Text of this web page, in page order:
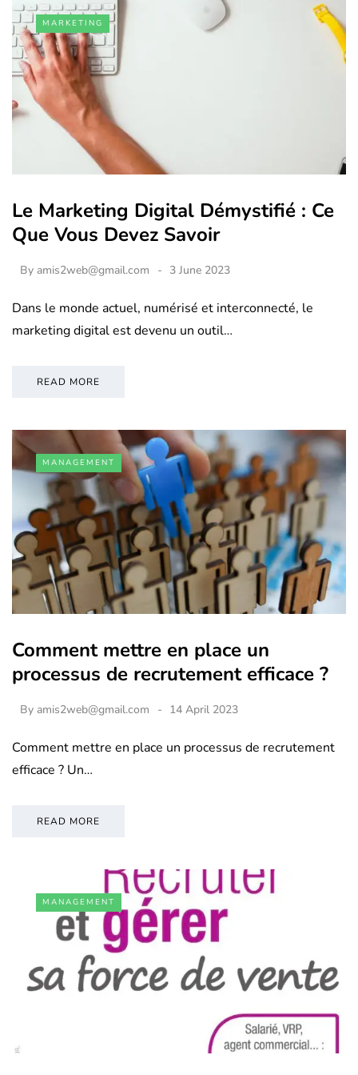
MARKETING
Le Marketing Digital Démystifié : Ce
Que Vous Devez Savoir
By amis2web@gmail.com 3 June 2023
Dans le monde actuel, numérisé et interconnecté, le
marketing digital est devenu un outil…
READ MORE
MANAGEMENT
Comment mettre en place un
processus de recrutement efficace ?
By amis2web@gmail.com 14 April 2023
Comment mettre en place un processus de recrutement
efficace ? Un…
READ MORE
MANAGEMENT